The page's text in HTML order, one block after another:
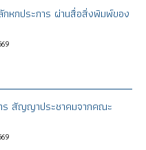
กหกประการ ผ่านสื่อสิ่งพิมพ์ของ
ร สัญญาประชาคมจากคณะ